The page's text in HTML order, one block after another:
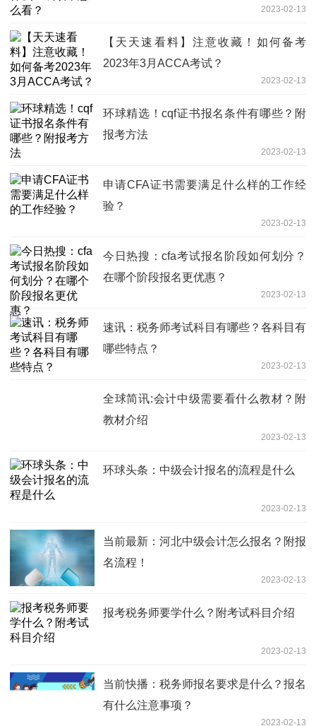
2023-02-13
【天天速看料】注意收藏！如何备考
2023年3月ACCA考试？
2023-02-13
环球精选！cqf证书报名条件有哪些？附
报考方法
2023-02-13
申请CFA证书需要满足什么样的工作经
验？
2023-02-13
今日热搜：cfa考试报名阶段如何划分？
在哪个阶段报名更优惠？
2023-02-13
速讯：税务师考试科目有哪些？各科目有
哪些特点？
2023-02-13
全球简讯:会计中级需要看什么教材？附
教材介绍
2023-02-13
环球头条：中级会计报名的流程是什么
2023-02-13
当前最新：河北中级会计怎么报名？附报
名流程！
2023-02-13
报考税务师要学什么？附考试科目介绍
2023-02-13
当前快播：税务师报名要求是什么？报名
有什么注意事项？
2023-02-13